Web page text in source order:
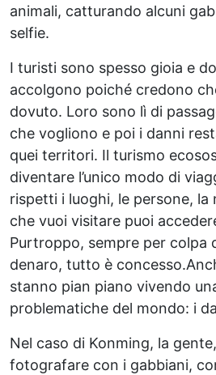
animali, catturando alcuni
selfie.
I turisti sono spesso gioia e
accolgono poiché credono
dovuto. Loro sono lì di
che vogliono e poi i danni
quei territori. Il turismo
diventare l’unico modo di
rispetti i luoghi, le persone, la
che vuoi visitare puoi
Purtroppo, sempre per colpa
denaro, tutto è
stanno pian piano vivendo
problematiche del mondo: i
Nel caso di Konming, la
fotografare con i gabbiani,